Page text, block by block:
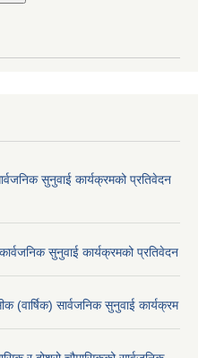
सुनुवाई कार्यक्रमको प्रतिवेदन
सुनुवाई कार्यक्रमको प्रतिवेदन
(वार्षिक) सार्वजनिक सुनुवाई कार्यक्रम